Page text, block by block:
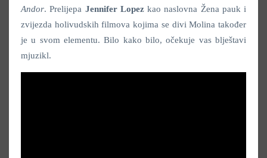
Andor. Prelijepa Jennifer Lopezkao naslovna Žena pauk i
zvijezda holivudskih filmova kojima se divi Molina također
je u svom elementu. Bilo kako bilo, očekuje vas blještavi
mjuzikl.